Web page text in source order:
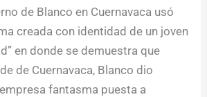
de Blanco en Cuernavaca usó
creada con identidad de un joven
en donde se demuestra que
de Cuernavaca, Blanco dio
fantasma puesta a